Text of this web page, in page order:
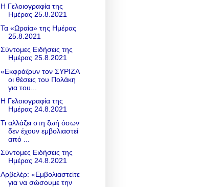
Η Γελοιογραφία της
Ημέρας 25.8.2021
Τα «Ωραία» της Ημέρας
25.8.2021
Σύντομες Ειδήσεις της
Ημέρας 25.8.2021
«Εκφράζουν τον ΣΥΡΙΖΑ
οι θέσεις του Πολάκη
για του...
Η Γελοιογραφία της
Ημέρας 24.8.2021
Τι αλλάζει στη ζωή όσων
δεν έχουν εμβολιαστεί
από ...
Σύντομες Ειδήσεις της
Ημέρας 24.8.2021
Αρβελέρ: «Eμβολιαστείτε
για να σώσουμε την